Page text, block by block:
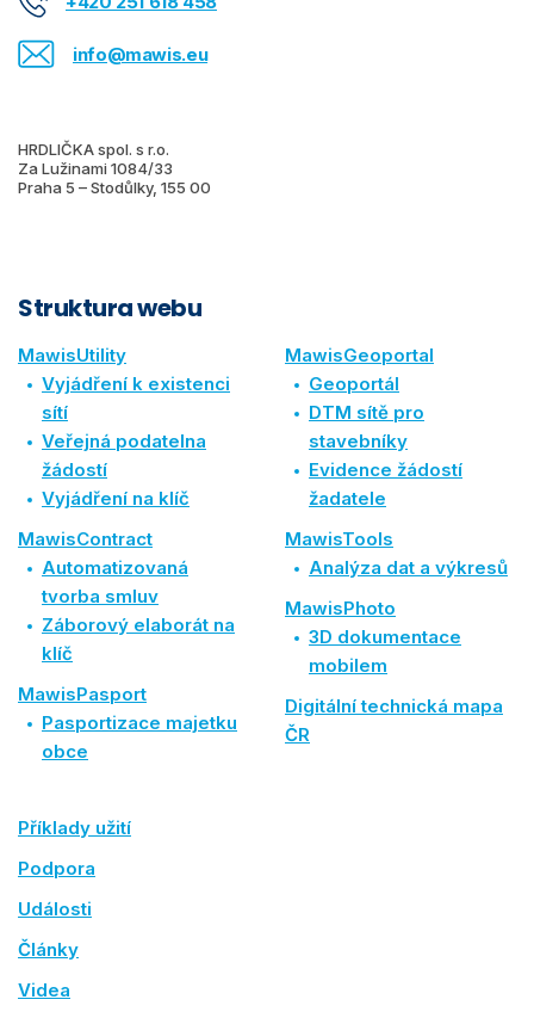
info@mawis.eu
HRDLIČKA spol. s r.o.
Za Lužinami 1084/33
Praha 5 – Stodůlky, 155 00
Struktura webu
MawisUtility
Vyjádření k existenci
sítí
Veřejná podatelna
žádostí
Vyjádření na klíč
MawisContract
Automatizovaná
tvorba smluv
Záborový elaborát na
klíč
MawisPasport
Pasportizace majetku
obce
MawisGeoportal
Geoportál
DTM sítě pro
stavebníky
Evidence žádostí
žadatele
MawisTools
Analýza dat a výkresů
MawisPhoto
3D dokumentace
mobilem
Digitální technická mapa
ČR
Příklady užití
Podpora
Události
Články
Videa